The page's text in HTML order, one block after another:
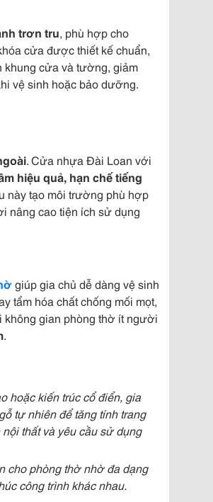
trơn tru, phù hợp cho
cửa được thiết kế chuẩn,
cửa và tường, giảm
vệ sinh hoặc bảo dưỡng.
. Cửa nhựa Đài Loan với
hiệu quả, hạn chế tiếng
này tạo môi trường phù hợp
nâng cao tiện ích sử dụng
giúp gia chủ dễ dàng vệ sinh
tẩm hóa chất chống mối mọt,
gian phòng thờ ít người
.
hoặc kiến trúc cổ điển, gia
tự nhiên để tăng tính trang
thất và yêu cầu sử dụng
phòng thờ nhờ đa dạng
công trình khác nhau.